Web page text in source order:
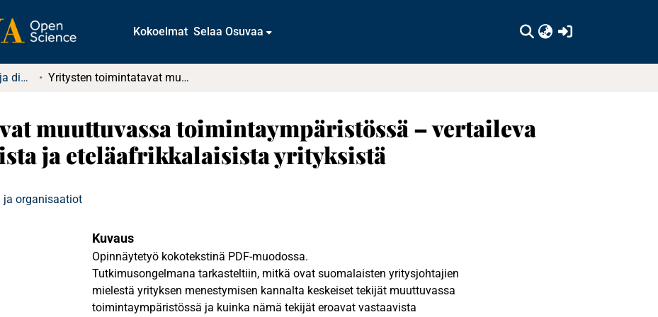
Kokoelmat Selaa Osuvaa
Pro gradu -tutkielmat ja diplomityöt (rajattu saatavuus) Yritysten toimintatavat muuttuvassa toimintaympäristössä – vertaileva tutkimus suomalaisista ja eteläafrikkalaisista yrityksistä
muuttuvassa toimintaympäristössä – vertaileva
ja eteläafrikkalaisista yrityksistä
ja organisaatiot
Kuvaus
Opinnäytetyö kokotekstinä PDF-muodossa.
Tutkimusongelmana tarkasteltiin, mitkä ovat suomalaisten yritysjohtajien
mielestä yrityksen menestymisen kannalta keskeiset tekijät muuttuvassa
toimintaympäristössä ja kuinka nämä tekijät eroavat vastaavista